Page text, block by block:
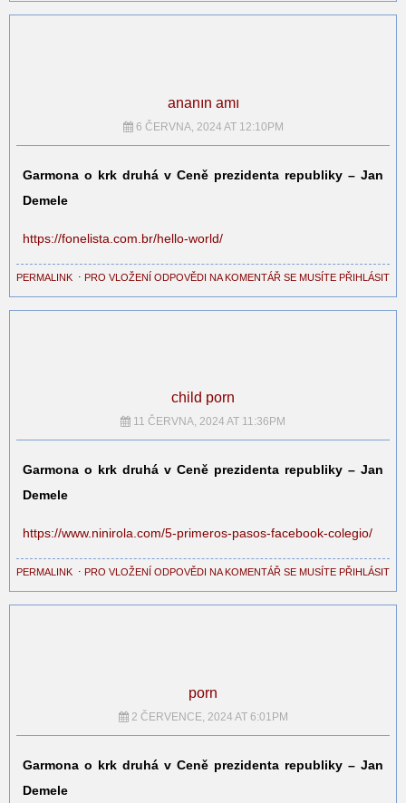
ananın amı
6 ČERVNA, 2024 AT 12:10PM
Garmona o krk druhá v Ceně prezidenta republiky – Jan
Demele
https://fonelista.com.br/hello-world/
PERMALINK ⋅ PRO VLOŽENÍ ODPOVĚDI NA KOMENTÁŘ SE MUSÍTE PŘIHLÁSIT
child porn
11 ČERVNA, 2024 AT 11:36PM
Garmona o krk druhá v Ceně prezidenta republiky – Jan
Demele
https://www.ninirola.com/5-primeros-pasos-facebook-colegio/
PERMALINK ⋅ PRO VLOŽENÍ ODPOVĚDI NA KOMENTÁŘ SE MUSÍTE PŘIHLÁSIT
porn
2 ČERVENCE, 2024 AT 6:01PM
Garmona o krk druhá v Ceně prezidenta republiky – Jan
Demele